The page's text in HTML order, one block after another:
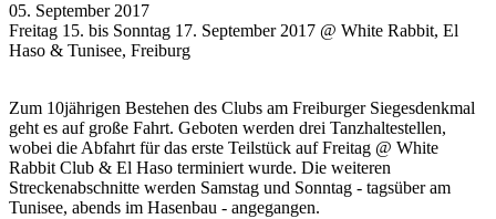
05. September 2017
Freitag 15. bis Sonntag 17. September 2017 @ White Rabbit, El
Haso & Tunisee, Freiburg
Zum 10jährigen Bestehen des Clubs am Freiburger Siegesdenkmal
geht es auf große Fahrt. Geboten werden drei Tanzhaltestellen,
wobei die Abfahrt für das erste Teilstück auf Freitag @ White
Rabbit Club & El Haso terminiert wurde. Die weiteren
Streckenabschnitte werden Samstag und Sonntag - tagsüber am
Tunisee, abends im Hasenbau - angegangen.